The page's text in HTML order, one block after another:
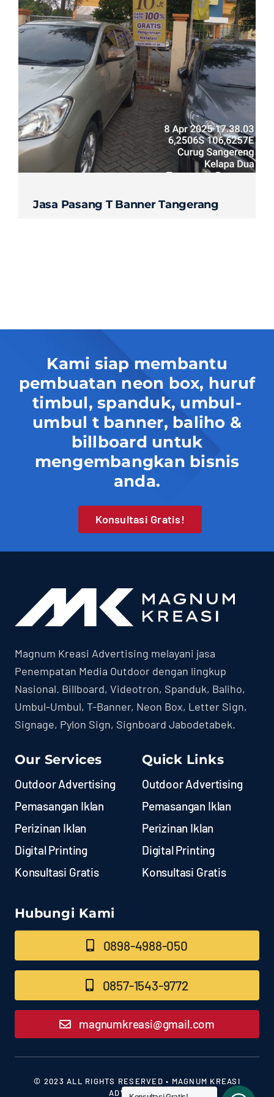
Contact
Jasa Pasang T Banner Tangerang
Kami siap membantu
pembuatan neon box, huruf
timbul, spanduk, umbul-
umbul t banner, baliho &
billboard untuk
mengembangkan bisnis
anda.
Konsultasi Gratis!
Magnum Kreasi Advertising melayani jasa
Penempatan Media Outdoor dengan lingkup
Nasional. Billboard, Videotron, Spanduk, Baliho,
Umbul-Umbul, T-Banner, Neon Box, Letter Sign,
Signage, Pylon Sign, Signboard Jabodetabek.
Our Services
Outdoor Advertising
Pemasangan Iklan
Perizinan Iklan
Digital Printing
Konsultasi Gratis
Quick Links
Outdoor Advertising
Pemasangan Iklan
Perizinan Iklan
Digital Printing
Konsultasi Gratis
Hubungi Kami
0898-4988-050
0857-1543-9772
magnumkreasi@gmail.com
© 2023 ALL RIGHTS RESERVED • MAGNUM KREASI
ADVERTISING